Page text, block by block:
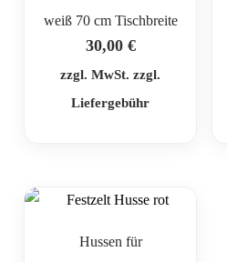
weiß 70 cm Tischbreite
30,00 €
zzgl. MwSt. zzgl.
Liefergebühr
Hussen für